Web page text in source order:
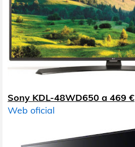
Sony KDL-48WD650 a 469 €
Web oficial